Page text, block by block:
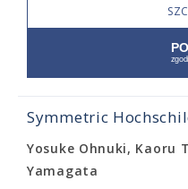
Symmetric
Yosuke Ohnuki, Kaoru
Yamagata